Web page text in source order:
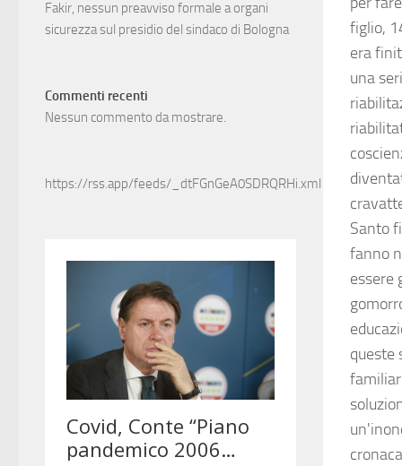
figlio,
era
una
Santo
fanno
essere
queste
Fakir, nessun preavviso formale a organi
sicurezza sul presidio del sindaco di Bologna
Commenti recenti
Nessun commento da mostrare.
https://rss.app/feeds/_dtFGnGeA0SDRQRHi.xml